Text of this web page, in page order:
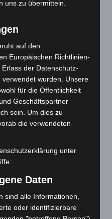
der Begegnung“ in
21 neue
starten beim Roten
Hockeyschläger über
Zeugen
uns zu übermitteln.
auf den
Europäischen Richtlinien-
der Datenschutz-
wurden. Unsere
für die Öffentlichkeit
Geschäftspartner
sein. Um dies zu
die verwendeten
unter
Daten
sind alle Informationen,
oder identifizierbare